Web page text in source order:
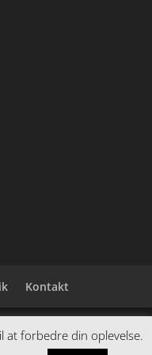
Kontakt
bredt udvalg af
og nogle
at forbedre din oplevelse.